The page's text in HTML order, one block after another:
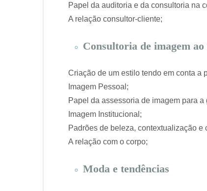
Papel da auditoria e da consultoria na
A relação consultor-cliente;
Consultoria de imagem
Criação de um estilo tendo em conta a
Imagem Pessoal;
Papel da assessoria de imagem para
Imagem Institucional;
Padrões de beleza, contextualização e
A relação com o corpo;
Moda e tendências